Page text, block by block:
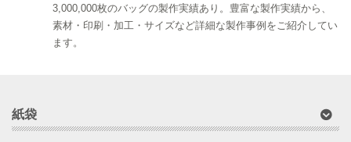
3,000,000枚のバッグの製作実績あり。豊富な製作実績から、
素材・印刷・加工・サイズなど詳細な製作事例をご紹介してい
ます。
紙袋